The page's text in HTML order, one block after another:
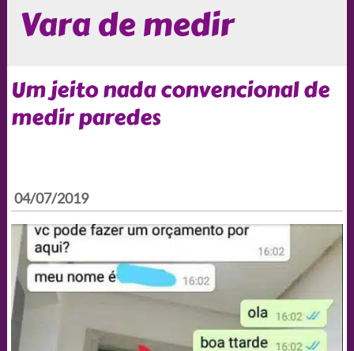
Vara de medir
Um jeito nada convencional de
medir paredes
04/07/2019